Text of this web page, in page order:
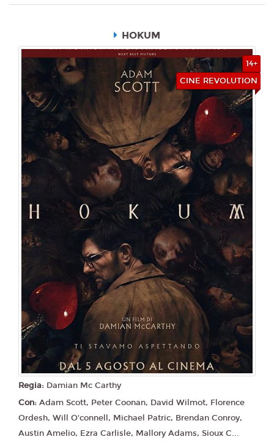
21:15
SOLE
EV15/12
HOKUM
14+
CINE REVOLUTION
Regia: Damian Mc Carthy
Con: Adam Scott, Peter Coonan, David Wilmot, Florence
Ordesh, Will O'connell, Michael Patric, Brendan Conroy,
Austin Amelio, Ezra Carlisle, Mallory Adams, Sioux C...